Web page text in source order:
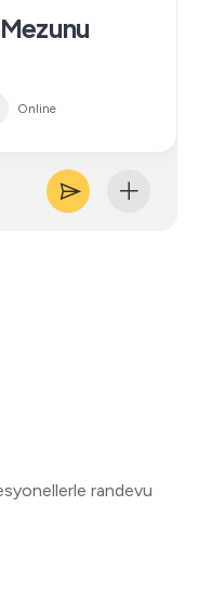
Online
randevu